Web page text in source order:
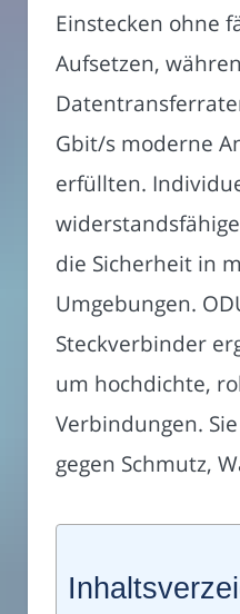
Einstecken ohne
Aufsetzen,
Gbit/s moderne
erfüllten.
die Sicherheit in
Umgebungen.
Steckverbinder
um hochdichte,
Verbindungen.
gegen Schmutz,